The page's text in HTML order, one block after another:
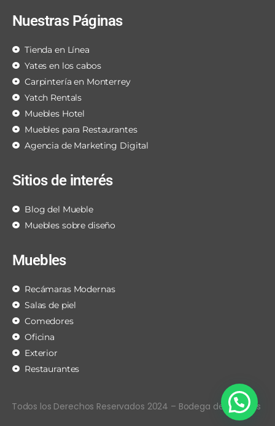
Nuestras Páginas
Tienda en Línea
Yates en los cabos
Carpintería en Monterrey
Yatch Rentals
Muebles Hotel
Muebles para Restaurantes
Agencia de Marketing Digital
Sitios de interés
Blog del Mueble
Muebles sobre diseño
Muebles
Recámaras Modernas
Salas de piel
Comedores
Oficina
Exterior
Restaurantes
Todos los Derechos Reservados 2024 – Bodega de Muebles